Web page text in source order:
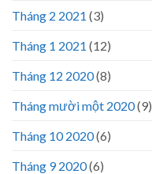
Tháng 2 2021 (3)
Tháng 1 2021 (12)
Tháng 12 2020(8)
Tháng mười một 2020(9)
Tháng 10 2020(6)
Tháng 9 2020(6)